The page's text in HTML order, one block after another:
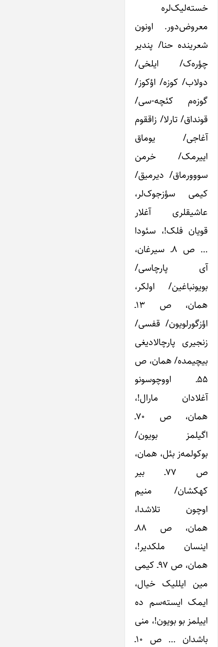
خسته‌‌لیک‌‌لره
معروض‌‌دور. اونون
شعرینده حنا/ پندیر
چؤره‌‌ک/ ایلخی/
دولاب/ کوزه/ اؤکوز/
گوزه‌‌م کئچه-سی/
قونداق/ تارلا/ زاققوم
آغاجی/ یوماق
اییرمک/ خرمن
سووورماق/ دیرمیق/
کیمی سؤزجوک‌‌لر،
عاشیقلری آغلار
قویان فلک!، سئودا
… ص ۸ـ سیرغان،
آی پارچاسی/
بویونباغین/ اولکر،
همان، ص ۱۳ـ
اؤزگورلویون/ قفسی/
زنجیری پارچالادیغی
بیچیمده/ همان، ص
۵۵ـ اووچوسونو
آغلادان مارال!،
همان، ص ۷۰ـ
اگیلمز بویون/
بوکولمه‌‌ز بئل، همان،
ص ۷۷ـ بیر
کهکشان/ منیم
اوچون تلاشدا،
همان، ص ۸۸ـ
اینسان ملکدیر!،
همان، ص ۹۷ـ کیمی
مین ایللیک خیال،
ایمک ایسته‌‌سم ده
اییلمز بو بویون!، منی
باشدان … ص ۱۰ـ